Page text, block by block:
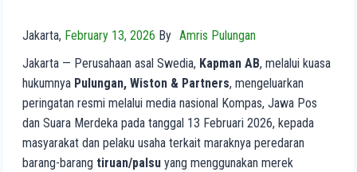
Jakarta, February 13, 2026 By Amris Pulungan
Jakarta — Perusahaan asal Swedia, Kapman AB, melalui kuasa
hukumnya Pulungan, Wiston & Partners, mengeluarkan
peringatan resmi melalui media nasional Kompas, Jawa Pos
dan Suara Merdeka pada tanggal 13 Februari 2026, kepada
masyarakat dan pelaku usaha terkait maraknya peredaran
barang-barang tiruan/palsuyang menggunakan merek